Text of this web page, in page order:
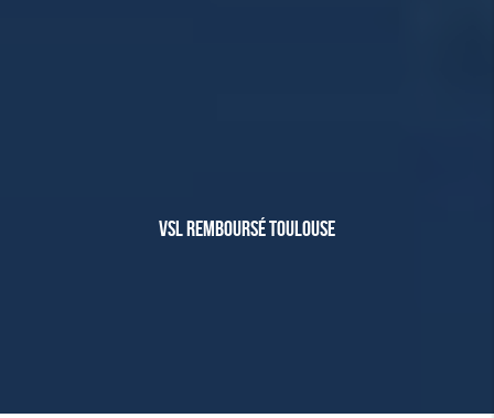
VSL REMBOURSÉ TOULOUSE